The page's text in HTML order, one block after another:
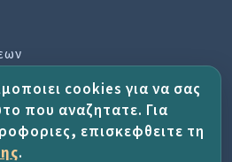
δελτίων cookies για να σας
που αναζητατε. Για
επισκεφθειτε τη
.